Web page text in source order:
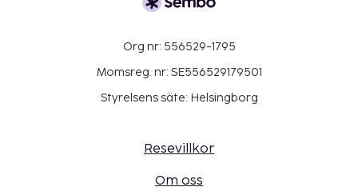
Org nr: 556529-1795
Momsreg. nr: SE556529179501
Styrelsens säte: Helsingborg
Resevillkor
Om oss